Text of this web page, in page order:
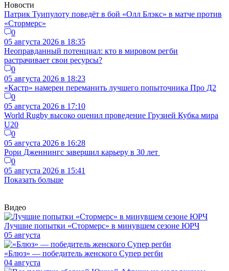
Новости
Патрик Туипулоту поведёт в бой «Олл Блэкс» в матче против
«Стормерс»
0
05 августа 2026 в 18:35
Неоправданный потенциал: кто в мировом регби
растрачивает свои ресурсы?
0
05 августа 2026 в 18:23
«Кастр» намерен переманить лучшего попыточника Про Д2
0
05 августа 2026 в 17:10
World Rugby высоко оценил проведение Грузией Кубка мира
U20
0
05 августа 2026 в 16:28
Рори Дженнингс завершил карьеру в 30 лет
0
05 августа 2026 в 15:41
Показать больше
Видео
Лучшие попытки «Стормерс» в минувшем сезоне ЮРЧ
05 августа
«Блюз» — победитель женского Супер регби
04 августа